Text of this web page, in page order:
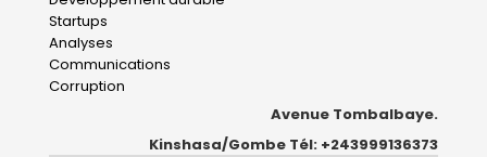
Startups
Analyses
Communications
Corruption
Avenue Tombalbaye.
Kinshasa/Gombe Tél: +243999136373